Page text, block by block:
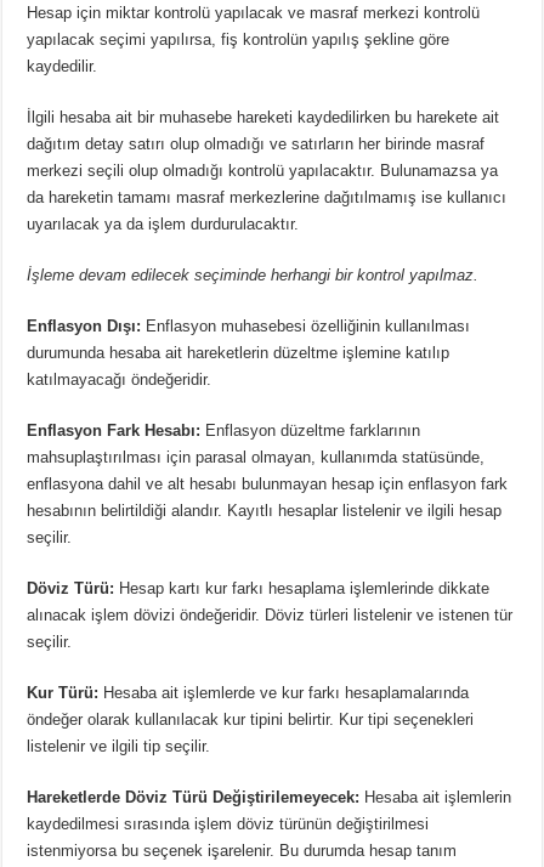
Hesap için miktar kontrolü yapılacak ve masraf merkezi kontrolü
yapılacak seçimi yapılırsa, fiş kontrolün yapılış şekline göre
kaydedilir.
İlgili hesaba ait bir muhasebe hareketi kaydedilirken bu harekete ait
dağıtım detay satırı olup olmadığı ve satırların her birinde masraf
merkezi seçili olup olmadığı kontrolü yapılacaktır. Bulunamazsa ya
da hareketin tamamı masraf merkezlerine dağıtılmamış ise kullanıcı
uyarılacak ya da işlem durdurulacaktır.
İşleme devam edilecek seçiminde herhangi bir kontrol yapılmaz.
Enflasyon Dışı: Enflasyon muhasebesi özelliğinin kullanılması
durumunda hesaba ait hareketlerin düzeltme işlemine katılıp
katılmayacağı öndeğeridir.
Enflasyon Fark Hesabı: Enflasyon düzeltme farklarının
mahsuplaştırılması için parasal olmayan, kullanımda statüsünde,
enflasyona dahil ve alt hesabı bulunmayan hesap için enflasyon fark
hesabının belirtildiği alandır. Kayıtlı hesaplar listelenir ve ilgili hesap
seçilir.
Döviz Türü: Hesap kartı kur farkı hesaplama işlemlerinde dikkate
alınacak işlem dövizi öndeğeridir. Döviz türleri listelenir ve istenen tür
seçilir.
Kur Türü: Hesaba ait işlemlerde ve kur farkı hesaplamalarında
öndeğer olarak kullanılacak kur tipini belirtir. Kur tipi seçenekleri
listelenir ve ilgili tip seçilir.
Hareketlerde Döviz Türü Değiştirilemeyecek: Hesaba ait işlemlerin
kaydedilmesi sırasında işlem döviz türünün değiştirilmesi
istenmiyorsa bu seçenek işarelenir. Bu durumda hesap tanım